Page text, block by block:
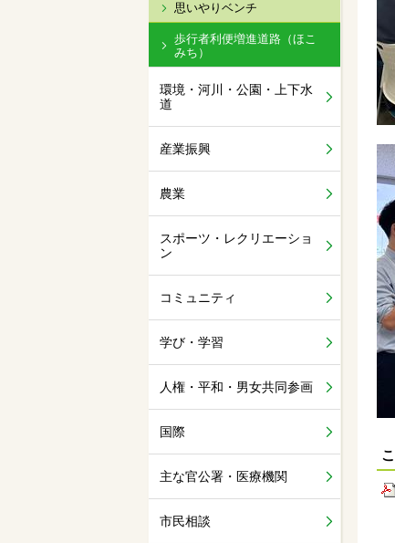
思いやりベンチ
歩行者利便増進道路（ほこ
みち）
環境・河川・公園・上下水
道
産業振興
農業
スポーツ・レクリエーショ
ン
コミュニティ
学び・学習
人権・平和・男女共同参画
国際
主な官公署・医療機関
市民相談